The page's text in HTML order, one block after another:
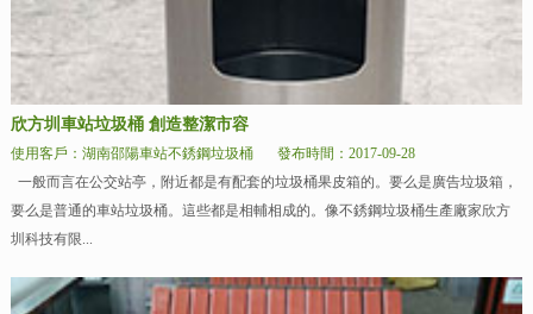
欣方圳車站垃圾桶 創造整潔市容
使用客戶：湖南邵陽車站不銹鋼垃圾桶
發布時間：2017-09-28
一般而言在公交站亭，附近都是有配套的垃圾桶果皮箱的。要么是廣告垃圾箱，
要么是普通的車站垃圾桶。這些都是相輔相成的。像不銹鋼垃圾桶生產廠家欣方
圳科技有限...